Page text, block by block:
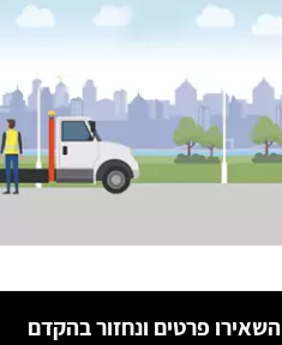
השאירו פרטים ונחזור בהקדם